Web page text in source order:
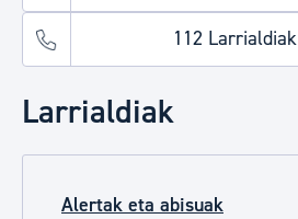
112 Larrialdiak
Larrialdiak
Alertak eta abisuak